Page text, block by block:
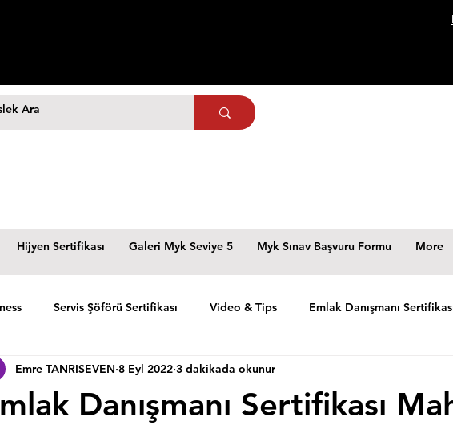
Hijyen Sertifikası Galeri Myk Seviye 5 Myk Sınav Başvuru Formu More
Servis Şöförü Sertifikası Video & Tips Emlak Danışmanı
Danışmanı Sertifikası
Emre TANRISEVEN 8 Eyl 2022 3 dakikada okunur